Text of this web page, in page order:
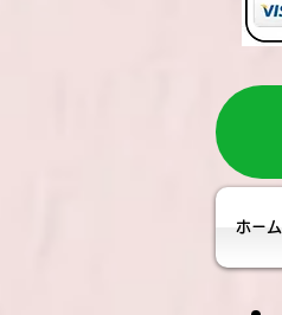
ホーム